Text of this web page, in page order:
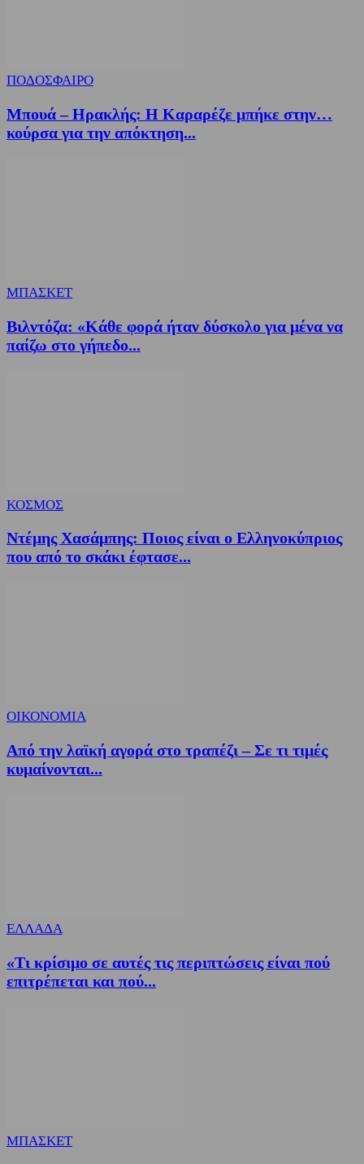
ΠΟΔΟΣΦΑΙΡΟ
Μπουά – Ηρακλής: Η Καραρέζε μπήκε στην…
κούρσα για την απόκτηση...
ΜΠΑΣΚΕΤ
Βιλντόζα: «Κάθε φορά ήταν δύσκολο για μένα να
παίζω στο γήπεδο...
ΚΟΣΜΟΣ
Ντέμης Χασάμπης: Ποιος είναι ο Ελληνοκύπριος
που από το σκάκι έφτασε...
ΟΙΚΟΝΟΜΙΑ
Από την λαϊκή αγορά στο τραπέζι – Σε τι τιμές
κυμαίνονται...
ΕΛΛΑΔΑ
«Τι κρίσιμο σε αυτές τις περιπτώσεις είναι πού
επιτρέπεται και πού...
ΜΠΑΣΚΕΤ